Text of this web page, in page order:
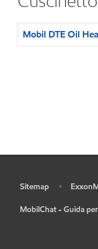
Mobil DTE Oil
Sitemap •
MobilChat - Guida